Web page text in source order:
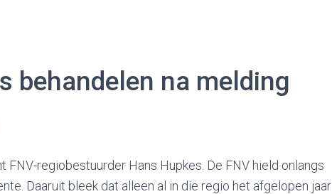
behandelen na melding
FNV-regiobestuurder Hans Hupkes. De FNV hield onlangs
Daaruit bleek dat alleen al in die regio het afgelopen jaar